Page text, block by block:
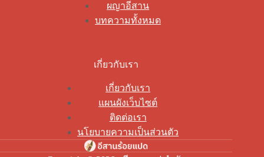
ผญาอีสาน
บทความทั้งหมด
เกี่ยวกับเรา
เกี่ยวกับเรา
แผนผังเว็บไซต์
ติดต่อเรา
นโยบายความเป็นส่วนตัว